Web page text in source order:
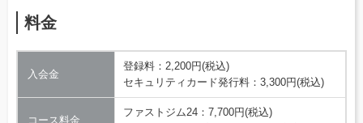
料金
入会金
登録料：2,200円(税込)
セキュリティカード発行料：3,300円(税込)
コース料金
ファストジム24：7,700円(税込)